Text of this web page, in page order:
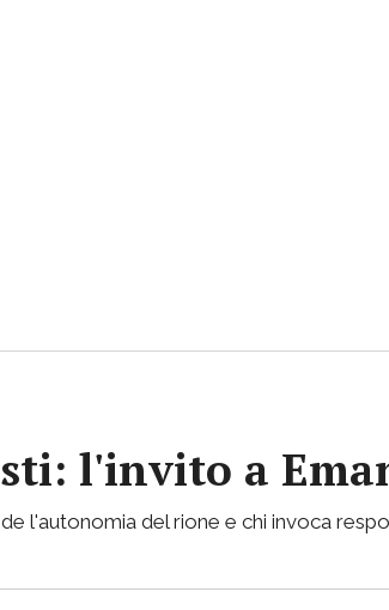
l'invito a
l'autonomia del rione e chi invoca